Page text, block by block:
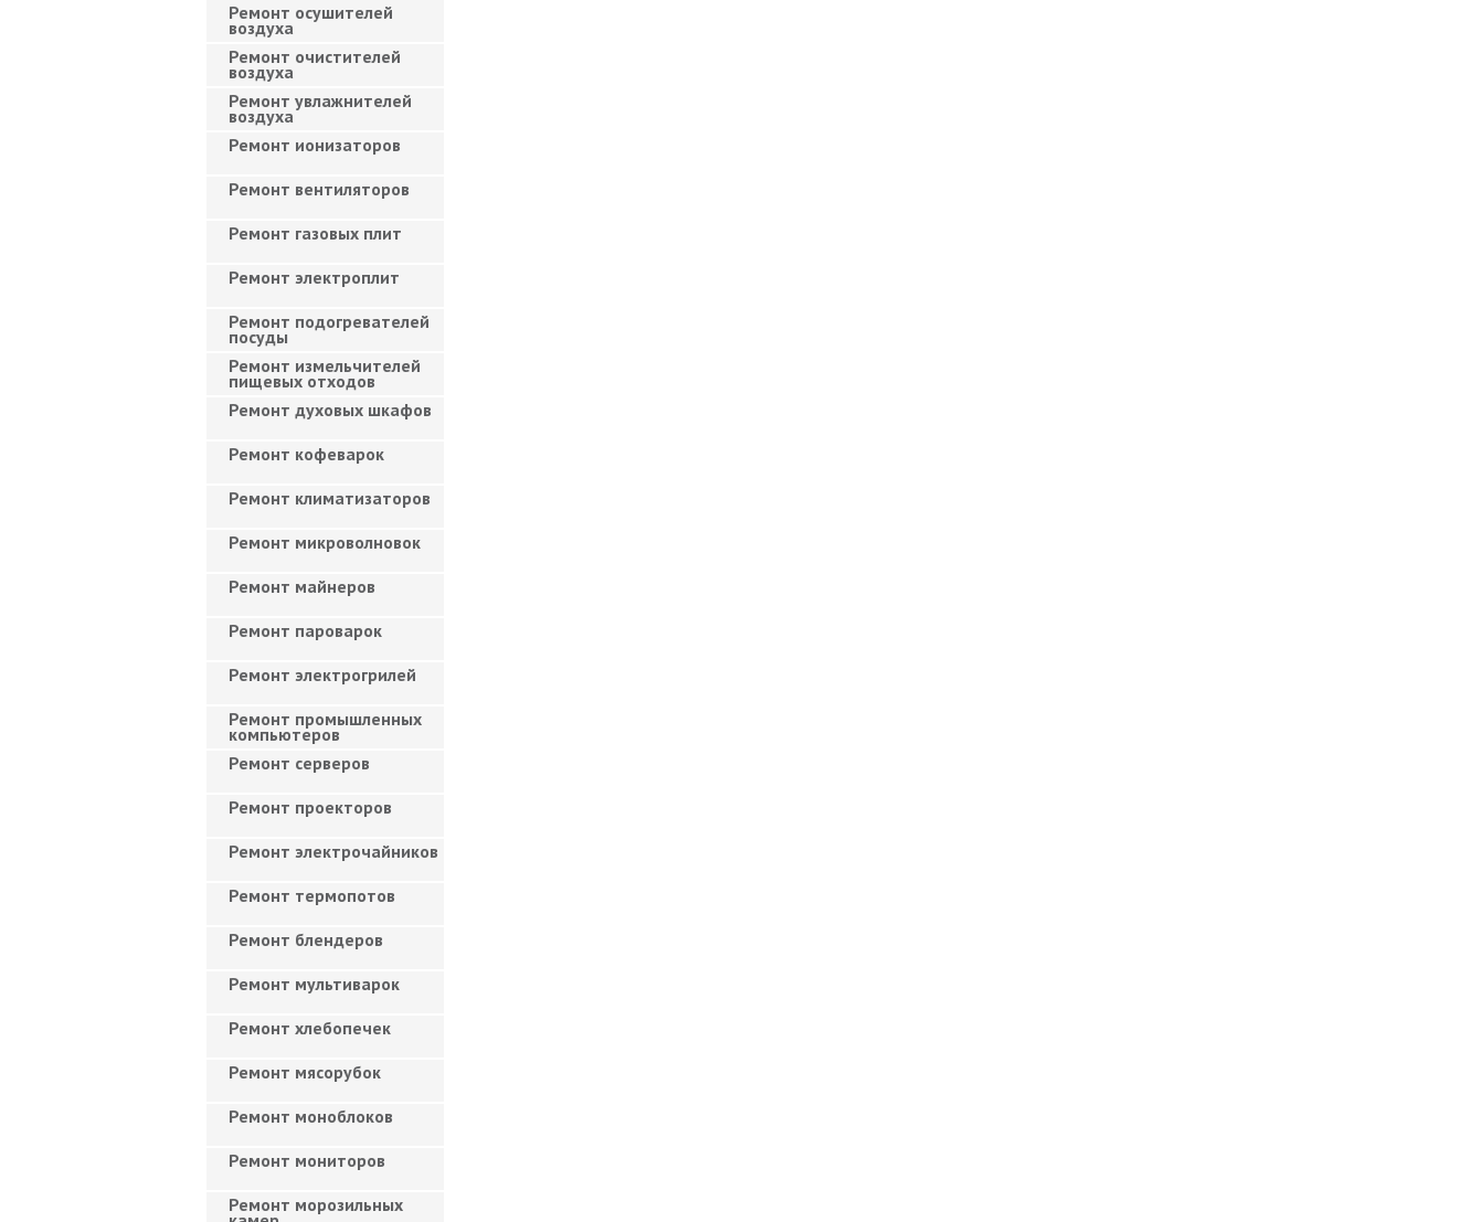
Ремонт осушителей
воздуха
Ремонт очистителей
воздуха
Ремонт увлажнителей
воздуха
Ремонт ионизаторов
Ремонт вентиляторов
Ремонт газовых плит
Ремонт электроплит
Ремонт подогревателей
посуды
Ремонт измельчителей
пищевых отходов
Ремонт духовых шкафов
Ремонт кофеварок
Ремонт климатизаторов
Ремонт микроволновок
Ремонт майнеров
Ремонт пароварок
Ремонт электрогрилей
Ремонт промышленных
компьютеров
Ремонт серверов
Ремонт проекторов
Ремонт электрочайников
Ремонт термопотов
Ремонт блендеров
Ремонт мультиварок
Ремонт хлебопечек
Ремонт мясорубок
Ремонт моноблоков
Ремонт мониторов
Ремонт морозильных